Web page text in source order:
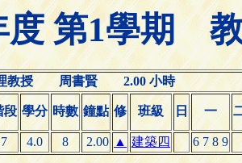
度 第1學期
授 周書賢 2.00 小時
段 學分 時數 鐘點 修 班級 日 一
7 4.0 8 2.00 ▲ 建築四 6 7 8 9